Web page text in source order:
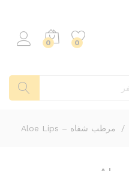
0
0
/ مرطب شفاه – Aloe Lips